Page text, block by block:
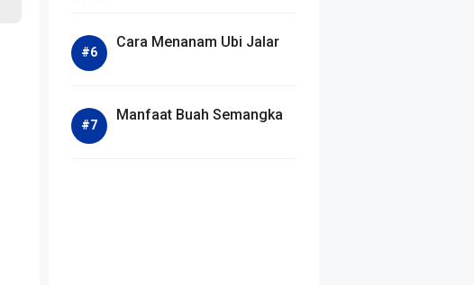
Cara Menanam Ubi Jalar
Manfaat Buah Semangka